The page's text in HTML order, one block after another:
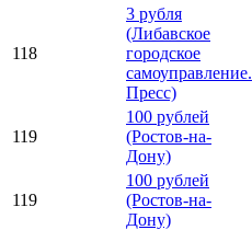
118
3 рубля
(Либавское
городское
самоуправление.
Пресс)
119
100 рублей
(Ростов-на-
Дону)
119
100 рублей
(Ростов-на-
Дону)